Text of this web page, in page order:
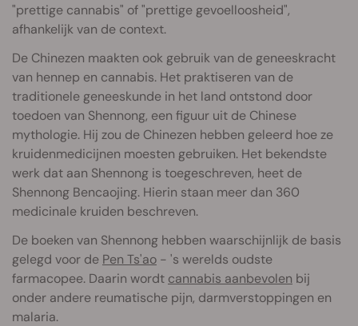
"prettige cannabis" of "prettige gevoelloosheid",
afhankelijk van de context.
De Chinezen maakten ook gebruik van de geneeskracht
van hennep en cannabis. Het praktiseren van de
traditionele geneeskunde in het land ontstond door
toedoen van Shennong, een figuur uit de Chinese
mythologie. Hij zou de Chinezen hebben geleerd hoe ze
kruidenmedicijnen moesten gebruiken. Het bekendste
werk dat aan Shennong is toegeschreven, heet de
Shennong Bencaojing. Hierin staan meer dan 360
medicinale kruiden beschreven.
De boeken van Shennong hebben waarschijnlijk de basis
gelegd voor de Pen Ts'ao - 's werelds oudste
farmacopee. Daarin wordt cannabis aanbevolen bij
onder andere reumatische pijn, darmverstoppingen en
malaria.